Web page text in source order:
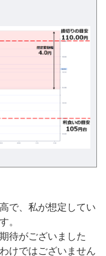
で、私が想定してい
。
待がございました
けではございません